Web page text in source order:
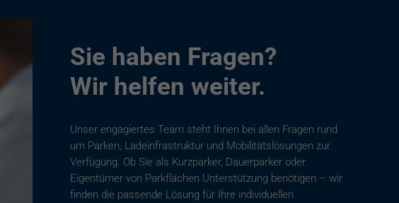
Sie haben Fragen?
Wir helfen weiter.
Unser engagiertes Team steht Ihnen bei allen Fragen rund
um Parken, Ladeinfrastruktur und Mobilitätslösungen zur
Verfügung. Ob Sie als Kurzparker, Dauerparker oder
Eigentümer von Parkflächen Unterstützung benötigen – wir
finden die passende Lösung für Ihre individuellen